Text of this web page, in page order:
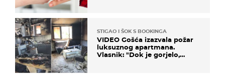
STIGAO I ŠOK S BOOKINGA
VIDEO Gošća izazvala požar
luksuznog apartmana.
Vlasnik: "Dok je gorjelo,